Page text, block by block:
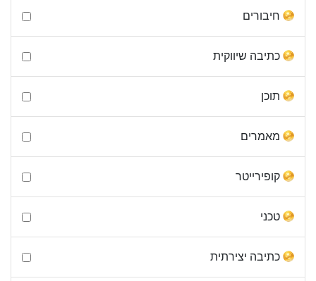
חיבורים
כתיבה שיווקית
תוכן
מאמרים
קופירייטר
טכני
כתיבה יצירתית